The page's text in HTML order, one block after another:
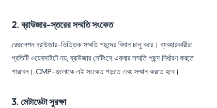
2. ব্রাউজার-স্তরের সম্মতি সংকেত
রেগুলেশন ব্রাউজার-ভিত্তিক সম্মতি পছন্দের বিধান চালু করে। ব্যবহারকারীরা
প্রতিটি ওয়েবসাইটে নয়, ব্রাউজার সেটিংসে একবার সম্মতি পছন্দ নির্ধারণ করতে
পারবেন। CMP-গুলোকে এই সংকেত পড়তে এবং সম্মান করতে হবে।
3. মেটাডেটা সুরক্ষা